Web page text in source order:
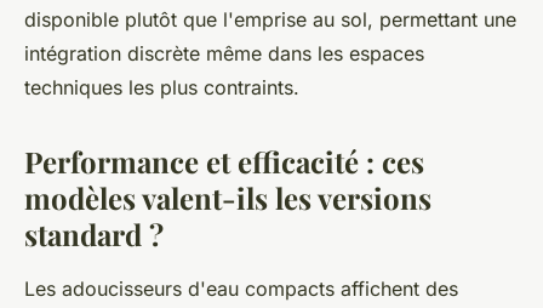
disponible plutôt que l'emprise au sol, permettant une
intégration discrète même dans les espaces
techniques les plus contraints.
Performance et efficacité : ces
modèles valent-ils les versions
standard ?
Les adoucisseurs d'eau compacts affichent des